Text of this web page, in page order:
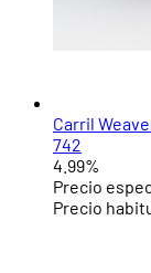
Carril
742
4.99%
Precio
Precio